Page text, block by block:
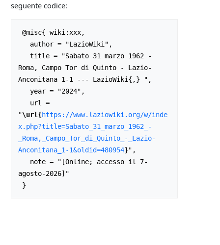
seguente codice:
Roma, Campo Tor di Quinto - Lazio-
Anconitana 1-1 --- LazioWiki{,} ",
"\url{https://www.laziowiki.org/w/inde
x.php?title=Sabato_31_marzo_1962_-
_Roma,_Campo_Tor_di_Quinto_-_Lazio-
Anconitana_1-1&oldid=480954}",
agosto-2026]"